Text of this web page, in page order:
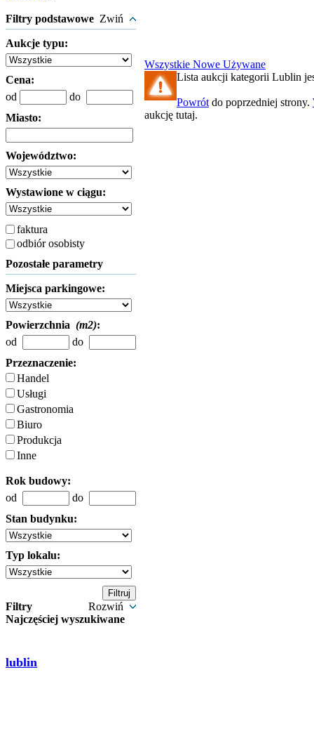
Filtry podstawowe Zwiń
Aukcje typu:
Cena:
od
do
Miasto:
Województwo:
Wystawione w ciągu:
faktura
odbiór osobisty
Pozostałe parametry
Miejsca parkingowe:
Powierzchnia (m2):
od
do
Przeznaczenie:
Handel
Usługi
Gastronomia
Biuro
Produkcja
Inne
Rok budowy:
od
do
Stan budynku:
Typ lokalu:
Filtry
Rozwiń
Najczęściej wyszukiwane
lublin
Wszystkie Nowe Używane
Lista aukcji kategorii Lublin
Powrót do poprzedniej strony.
aukcję tutaj.